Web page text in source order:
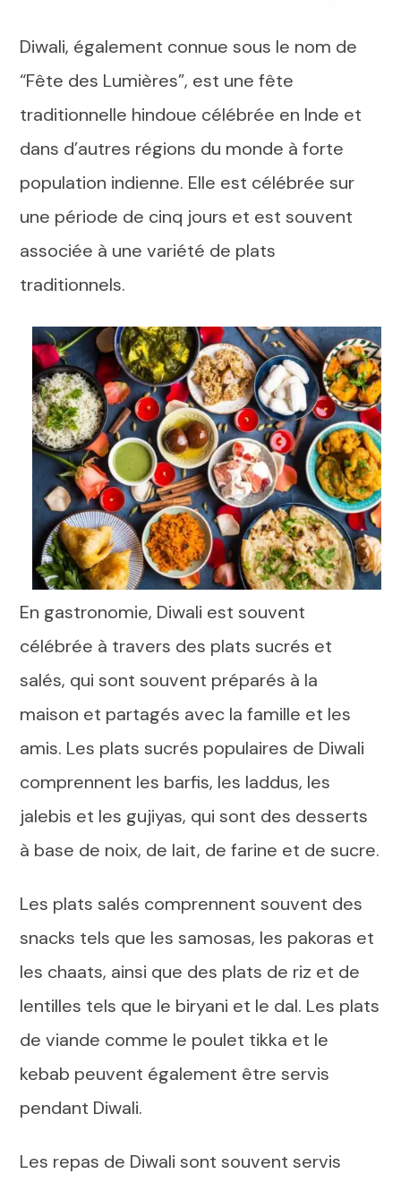
Diwali, également connue sous le nom de
“Fête des Lumières”, est une fête
traditionnelle hindoue célébrée en Inde et
dans d’autres régions du monde à forte
population indienne. Elle est célébrée sur
une période de cinq jours et est souvent
associée à une variété de plats
traditionnels.
En gastronomie, Diwali est souvent
célébrée à travers des plats sucrés et
salés, qui sont souvent préparés à la
maison et partagés avec la famille et les
amis. Les plats sucrés populaires de Diwali
comprennent les barfis, les laddus, les
jalebis et les gujiyas, qui sont des desserts
à base de noix, de lait, de farine et de sucre.
Les plats salés comprennent souvent des
snacks tels que les samosas, les pakoras et
les chaats, ainsi que des plats de riz et de
lentilles tels que le biryani et le dal. Les plats
de viande comme le poulet tikka et le
kebab peuvent également être servis
pendant Diwali.
Les repas de Diwali sont souvent servis